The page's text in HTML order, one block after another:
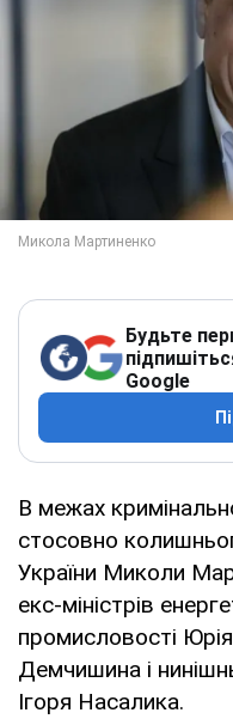
Будьте
Google
В межах
стосовно
України Миколи
екс-міністрів
промисловості
Демчишина і
Ігоря Насалика.